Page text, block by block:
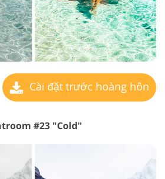
Cài đặt trước hoàng hôn
#23 "Cold"